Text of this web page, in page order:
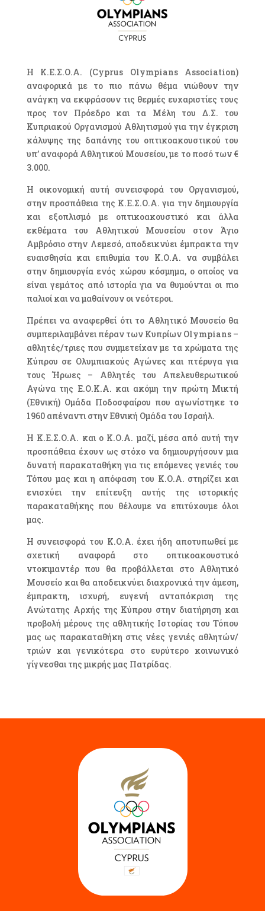
H K.E.Σ.Ο.Α. (Cyprus Olympians Association)
αναφορικά με το πιο πάνω θέμα νιώθουν την
ανάγκη να εκφράσουν τις θερμές ευχαριστίες τους
προς τον Πρόεδρο και τα Μέλη του Δ.Σ. του
Κυπριακού Οργανισμού Αθλητισμού για την έγκριση
κάλυψης της δαπάνης του οπτικοακουστικού του
υπ’ αναφορά Αθλητικού Μουσείου, με το ποσό των €
3.000.
Η οικονομική αυτή συνεισφορά του Οργανισμού,
στην προσπάθεια της Κ.Ε.Σ.Ο.Α. για την δημιουργία
και εξοπλισμό με οπτικοακουστικό και άλλα
εκθέματα του Αθλητικού Μουσείου στον Άγιο
Αμβρόσιο στην Λεμεσό, αποδεικνύει έμπρακτα την
ευαισθησία και επιθυμία του Κ.Ο.Α. να συμβάλει
στην δημιουργία ενός χώρου κόσμημα, ο οποίος να
είναι γεμάτος από ιστορία για να θυμούνται οι πιο
παλιοί και να μαθαίνουν οι νεότεροι.
Πρέπει να αναφερθεί ότι το Αθλητικό Μουσείο θα
συμπεριλαμβάνει πέραν των Κυπρίων Olympians –
αθλητές/τριες που συμμετείχαν με τα χρώματα της
Κύπρου σε Ολυμπιακούς Αγώνες και πτέρυγα για
τους Ήρωες – Αθλητές του Απελευθερωτικού
Αγώνα της Ε.Ο.Κ.Α. και ακόμη την πρώτη Μικτή
(Εθνική) Ομάδα Ποδοσφαίρου που αγωνίστηκε το
1960 απέναντι στην Εθνική Ομάδα του Ισραήλ.
Η Κ.Ε.Σ.Ο.Α. και ο Κ.Ο.Α. μαζί, μέσα από αυτή την
προσπάθεια έχουν ως στόχο να δημιουργήσουν μια
δυνατή παρακαταθήκη για τις επόμενες γενιές του
Τόπου μας και η απόφαση του Κ.Ο.Α. στηρίζει και
ενισχύει την επίτευξη αυτής της ιστορικής
παρακαταθήκης που θέλουμε να επιτύχουμε όλοι
μας.
Η συνεισφορά του Κ.Ο.Α. έχει ήδη αποτυπωθεί με
σχετική αναφορά στο οπτικοακουστικό
ντοκιμαντέρ που θα προβάλλεται στο Αθλητικό
Μουσείο και θα αποδεικνύει διαχρονικά την άμεση,
έμπρακτη, ισχυρή, ευγενή ανταπόκριση της
Ανώτατης Αρχής της Κύπρου στην διατήρηση και
προβολή μέρους της αθλητικής Ιστορίας του Τόπου
μας ως παρακαταθήκη στις νέες γενιές αθλητών/
τριών και γενικότερα στο ευρύτερο κοινωνικό
γίγνεσθαι της μικρής μας Πατρίδας.